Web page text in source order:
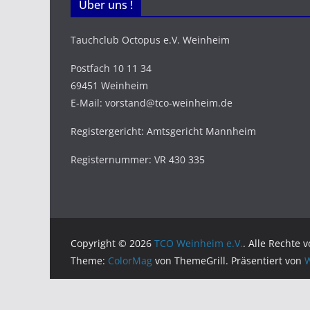
Über uns !
Tauchclub Octopus e.V. Weinheim
Postfach 10 11 34
69451 Weinheim
E-Mail: vorstand@tco-weinheim.de
Registergericht: Amtsgericht Mannheim
Registernummer: VR 430 335
Copyright © 2026 TCO Weinheim e.V.. Alle Rechte
Theme: ColorMag von ThemeGrill. Präsentiert von